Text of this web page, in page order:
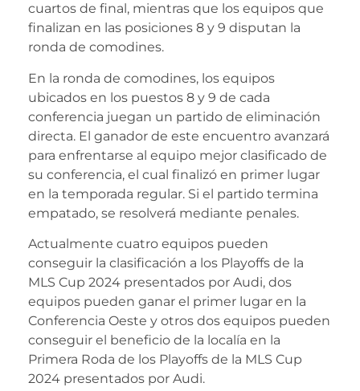
cuartos de final, mientras que los equipos que
finalizan en las posiciones 8 y 9 disputan la
ronda de comodines.
En la ronda de comodines, los equipos
ubicados en los puestos 8 y 9 de cada
conferencia juegan un partido de eliminación
directa. El ganador de este encuentro avanzará
para enfrentarse al equipo mejor clasificado de
su conferencia, el cual finalizó en primer lugar
en la temporada regular. Si el partido termina
empatado, se resolverá mediante penales.
Actualmente cuatro equipos pueden
conseguir la clasificación a los Playoffs de la
MLS Cup 2024 presentados por Audi, dos
equipos pueden ganar el primer lugar en la
Conferencia Oeste y otros dos equipos pueden
conseguir el beneficio de la localía en la
Primera Roda de los Playoffs de la MLS Cup
2024 presentados por Audi.